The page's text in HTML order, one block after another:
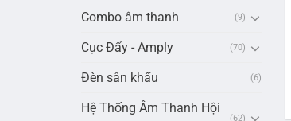
Combo âm thanh (9)
Cục Đẩy - Amply (70)
Đèn sân khấu (6)
Hệ Thống Âm Thanh Hội
(62)